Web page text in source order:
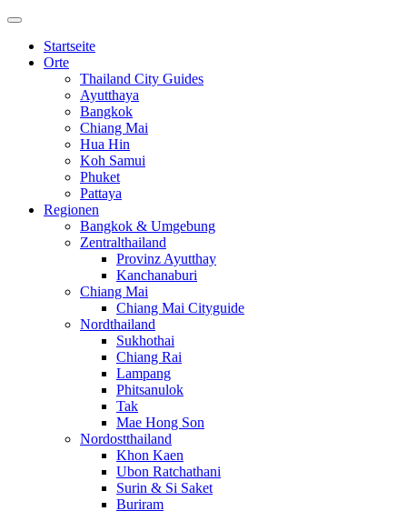
Startseite
Orte
Thailand City Guides
Ayutthaya
Bangkok
Chiang Mai
Hua Hin
Koh Samui
Phuket
Pattaya
Regionen
Bangkok & Umgebung
Zentralthailand
Provinz Ayutthay
Kanchanaburi
Chiang Mai
Chiang Mai Cityguide
Nordthailand
Sukhothai
Chiang Rai
Lampang
Phitsanulok
Tak
Mae Hong Son
Nordostthailand
Khon Kaen
Ubon Ratchathani
Surin & Si Saket
Buriram